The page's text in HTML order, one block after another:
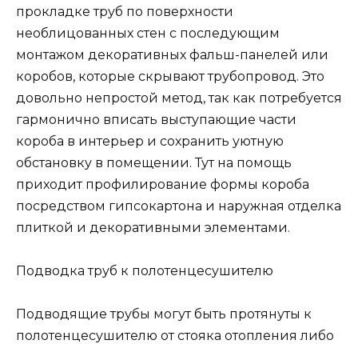
прокладке труб по поверхности
необлицованных стен с последующим
монтажом декоративных фальш-панелей или
коробов, которые скрывают трубопровод. Это
довольно непростой метод, так как потребуется
гармонично вписать выступающие части
короба в интерьер и сохранить уютную
обстановку в помещении. Тут на помощь
приходит профилирование формы короба
посредством гипсокартона и наружная отделка
плиткой и декоративными элементами.
Подводка труб к полотенцесушителю
Подводящие трубы могут быть протянуты к
полотенцесушителю от стояка отопления либо